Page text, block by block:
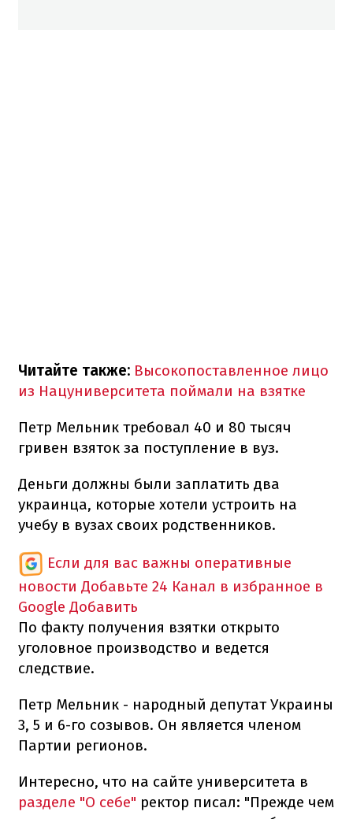
Читайте также: Высокопоставленное лицо
из Нацуниверситета поймали на взятке
Петр Мельник требовал 40 и 80 тысяч
гривен взяток за поступление в вуз.
Деньги должны были заплатить два
украинца, которые хотели устроить на
учебу в вузах своих родственников.
Если для вас важны оперативные
новости Добавьте 24 Канал в избранное в
Google Добавить
По факту получения взятки открыто
уголовное производство и ведется
следствие.
Петр Мельник - народный депутат Украины
3, 5 и 6-го созывов. Он является членом
Партии регионов.
Интересно, что на сайте университета в
разделе "О себе" ректор писал: "Прежде чем